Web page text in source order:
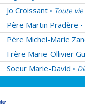
Jo Croissant • Toute
Père Martin Pradère •
Père Michel-Marie
Frère Marie-Ollivier
Soeur Marie-David •